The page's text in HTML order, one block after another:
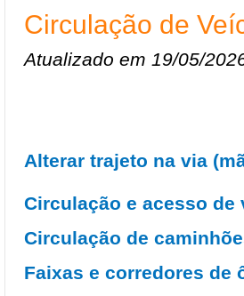
Circulação de
Atualizado em 19/05/
Alterar trajeto na via
Circulação e acesso
Circulação de
Faixas e corredores de